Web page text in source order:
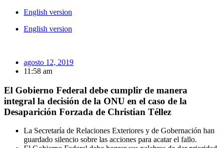
English version
English version
agosto 12, 2019
11:58 am
El Gobierno Federal debe cumplir de manera
integral la decisión de la ONU en el caso de la
Desaparición Forzada de Christian Téllez
La Secretaría de Relaciones Exteriores y de Gobernación han
guardado silencio sobre las acciones para acatar el fallo.